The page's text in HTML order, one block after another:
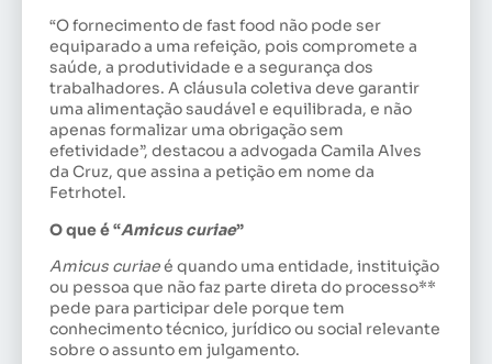
“O fornecimento de fast food não pode ser
equiparado a uma refeição, pois compromete a
saúde, a produtividade e a segurança dos
trabalhadores. A cláusula coletiva deve garantir
uma alimentação saudável e equilibrada, e não
apenas formalizar uma obrigação sem
efetividade”, destacou a advogada Camila Alves
da Cruz, que assina a petição em nome da
Fetrhotel.
O que é “Amicus curiae”
Amicus curiaeé quando uma entidade, instituição
ou pessoa que não faz parte direta do processo**
pede para participar dele porque tem
conhecimento técnico, jurídico ou social relevante
sobre o assunto em julgamento.